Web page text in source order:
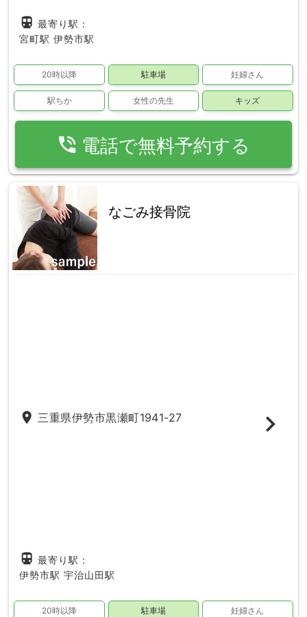
directions_subway 最寄り駅：
宮町駅 伊勢市駅
20時以降 駐車場 妊婦さん
駅ちか 女性の先生 キッズ
phone_in_talk 電話で無料予約する
なごみ接骨院
place 三重県伊勢市黒瀬町1941-27
directions_subway 最寄り駅：
伊勢市駅 宇治山田駅
20時以降 駐車場 妊婦さん